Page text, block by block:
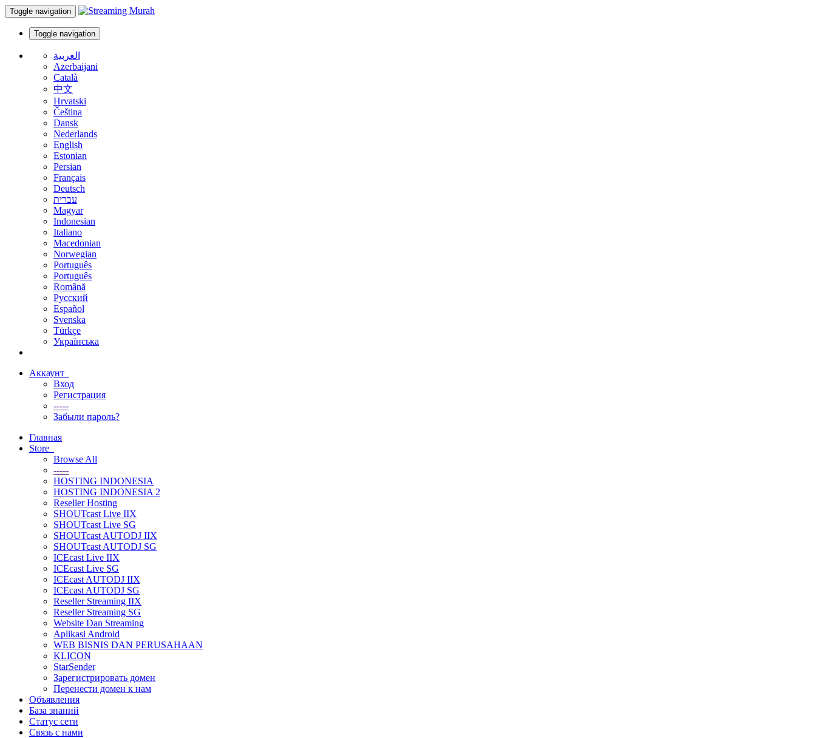
Toggle navigation
Toggle navigation
العربية
Azerbaijani
Català
中文
Hrvatski
Čeština
Dansk
Nederlands
English
Estonian
Persian
Français
Deutsch
עברית
Magyar
Indonesian
Italiano
Macedonian
Norwegian
Português
Português
Română
Русский
Español
Svenska
Türkçe
Українська
Аккаунт
Вход
Регистрация
-----
Забыли пароль?
Главная
Store
Browse All
-----
HOSTING INDONESIA
HOSTING INDONESIA 2
Reseller Hosting
SHOUTcast Live IIX
SHOUTcast Live SG
SHOUTcast AUTODJ IIX
SHOUTcast AUTODJ SG
ICEcast Live IIX
ICEcast Live SG
ICEcast AUTODJ IIX
ICEcast AUTODJ SG
Reseller Streaming IIX
Reseller Streaming SG
Website Dan Streaming
Aplikasi Android
WEB BISNIS DAN PERUSAHAAN
KLICON
StarSender
Зарегистрировать домен
Перенести домен к нам
Объявления
База знаний
Статус сети
Связь с нами